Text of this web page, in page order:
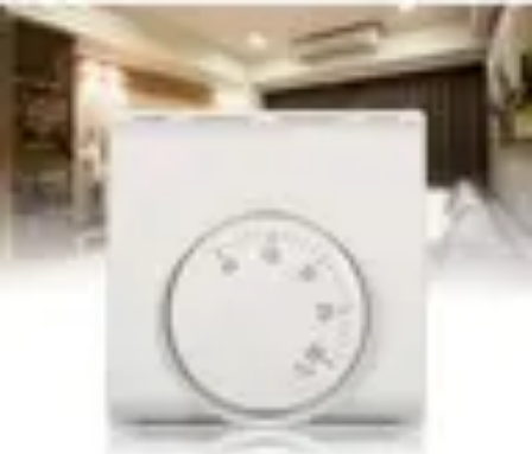
Supermarché Online
Astuces pratiquesConseils pratiques TendancesAstuces et
Comparatif
Supermarché Online